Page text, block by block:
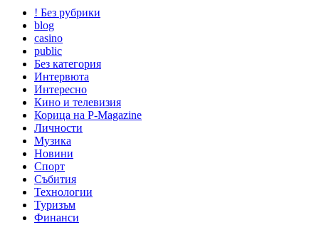
! Без рубрики
blog
casino
public
Без категория
Интервюта
Интересно
Кино и телевизия
Корица на P-Magazine
Личности
Музика
Новини
Спорт
Събития
Технологии
Туризъм
Финанси